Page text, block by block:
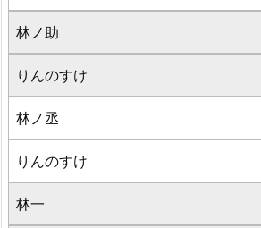
林ノ助
りんのすけ
林ノ丞
りんのすけ
林一